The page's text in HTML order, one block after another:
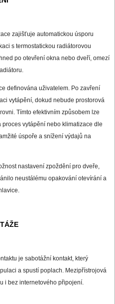
zajišťuje automatickou úsporu
s termostatickou radiátorovou
po otevření okna nebo dveří, omezí
definována uživatelem. Po zavření
vytápění, dokud nebude prostorová
Tímto efektivním způsobem lze
vytápění nebo klimatizace dle
úspoře a snížení výdajů na
nastavení zpoždění pro dveře,
neustálému opakování otevírání a
je sabotážní kontakt, který
a spustí poplach. Mezipřístrojová
i bez internetového připojení.